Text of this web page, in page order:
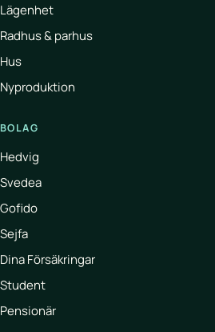
Lägenhet
Radhus & parhus
Hus
Nyproduktion
BOLAG
Hedvig
Svedea
Gofido
Sejfa
Dina Försäkringar
Student
Pensionär